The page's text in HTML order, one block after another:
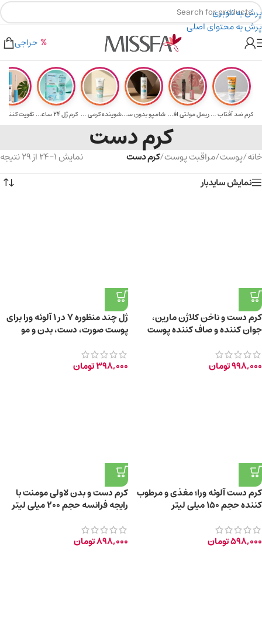
پرش به ناوبری
پرش به محتوای اصلی
۲٪ تخفیف روی سبد خرید برای روش کارت به کارت
برای خرید های بالای ۵ میلیون تومن
حراجی
کرم ضد آفتاب حا... ریمل مولتی افکت... شامپو بدون سولف... شوینده کرمی صور... کرم ژل ۲۴ ساعته... تقویت‌ کننده
کرم دست
خانه/پوست/مراقبت پوست/کرم دست
نمایش 1–24 از 29 نتیجه
نمایش سایدبار
کرم دست و ناخن کلاژن مارین،
جوان کننده و صاف کننده پوست
998,000تومان
ژل چند منظوره 7 در 1 آلوئه ورا برای
پوست صورت، دست، بدن و مو
398,000تومان
کرم دست آلوئه ورا؛ مغذی و مرطوب
کننده حجم 150 میلی لیتر
598,000تومان
کرم دست و بدن لاولی مومنت با
رایجه فرانسه حجم ۲۰۰ میلی لیتر
898,000تومان